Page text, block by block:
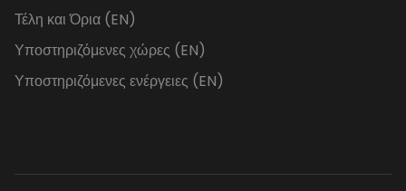
Τέλη και Όρια (EN)
Υποστηριζόμενες χώρες (EN)
Υποστηριζόμενες ενέργειες (EN)